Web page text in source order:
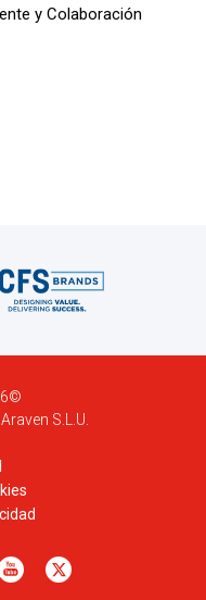
y Colaboración
S.L.U.